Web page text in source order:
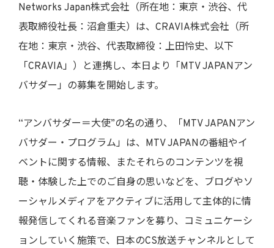
Networks Japan株式会社（所在地：東京・渋谷、代
表取締役社長：沼倉重夫）は、CRAVIA株式会社（所
在地：東京・渋谷、代表取締役：上田怜史、以下
「CRAVIA」）と連携し、本日より「MTV JAPANアン
バサダー」の募集を開始します。
“アンバサダー＝大使”の名の通り、「MTV JAPANアン
バサダー・プログラム」は、MTV JAPANの番組やイ
ベントに関する情報、またそれらのコンテンツを視
聴・体験した上でのご自身の思いなどを、ブログやソ
ーシャルメディアをアクティブに活用して主体的に情
報発信してくれる音楽ファンを募り、コミュニケーシ
ョンしていく施策で、日本のCS放送チャンネルとして